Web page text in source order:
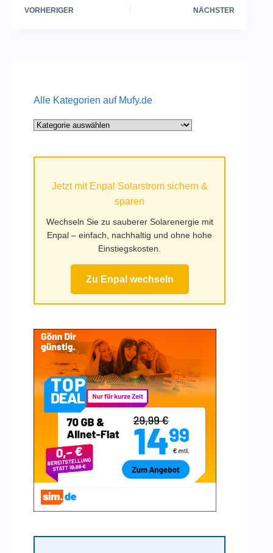
VORHERIGER NÄCHSTER
Alle Kategorien auf Mufy.de
Alle
Jetzt mit Enpal Solarstrom sichern &
sparen
Wechseln Sie zu sauberer Solarenergie mit
Enpal – einfach, nachhaltig und ohne hohe
Einstiegskosten.
Zu Enpal wechseln